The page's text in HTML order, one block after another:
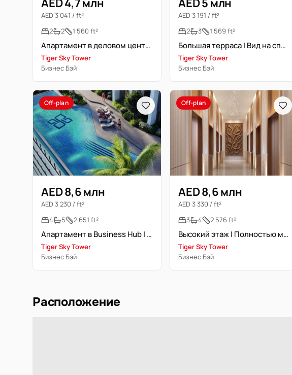
AED 4,7 млн
AED 3 041 / ft²
2
2 1 560 ft²
Апартамент в деловом центре | Премиальное расположение
Tiger Sky Tower
Бизнес Бэй
AED 5 млн
AED 3 191 / ft²
2
3 1 569 ft²
Большая терраса | Вид на спортивное поле | Современная студия
Tiger Sky Tower
Бизнес Бэй
Off-plan
AED 8,6 млн
AED 3 230 / ft²
4
5 2 651 ft²
Апартамент в Business Hub | Полностью меблирована
Tiger Sky Tower
Бизнес Бэй
Off-plan
AED 8,6 млн
AED 3 330 / ft²
3
4 2 576 ft²
Высокий этаж | Полностью меблирована | Новостройка
Tiger Sky Tower
Бизнес Бэй
Расположение